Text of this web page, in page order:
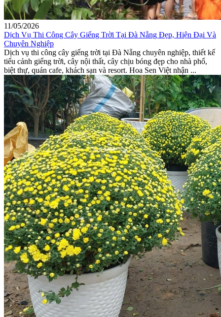
11/05/2026
Dịch Vụ Thi Công Cây Giếng Trời Tại Đà Nẵng Đẹp, Hiện Đại Và
Chuyên Nghiệp
Dịch vụ thi công cây giếng trời tại Đà Nẵng chuyên nghiệp, thiết kế
tiểu cảnh giếng trời, cây nội thất, cây chịu bóng đẹp cho nhà phố,
biệt thự, quán cafe, khách sạn và resort. Hoa Sen Việt nhận ...